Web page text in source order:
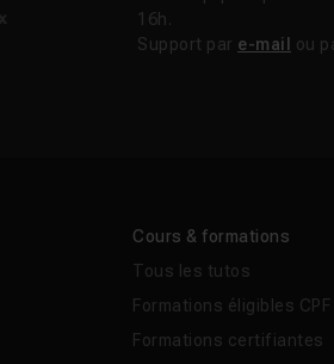
16h.
Support par e-mail ou
Cours & formations
Tous les tutos
Formations éligibles CPF
Formations certifiantes